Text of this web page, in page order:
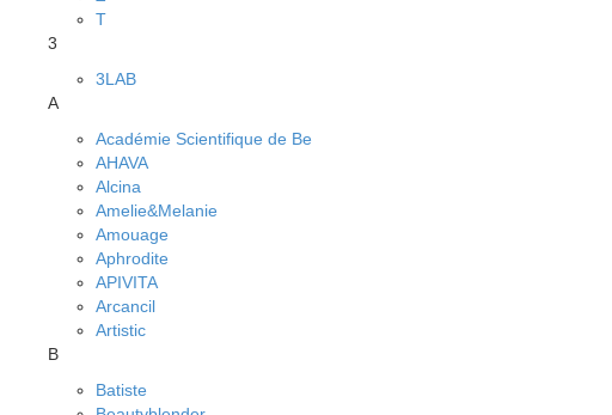
Т
3
3LAB
A
Académie Scientifique de Be
AHAVA
Alcina
Amelie&Melanie
Amouage
Aphrodite
APIVITA
Arcancil
Artistic
B
Batiste